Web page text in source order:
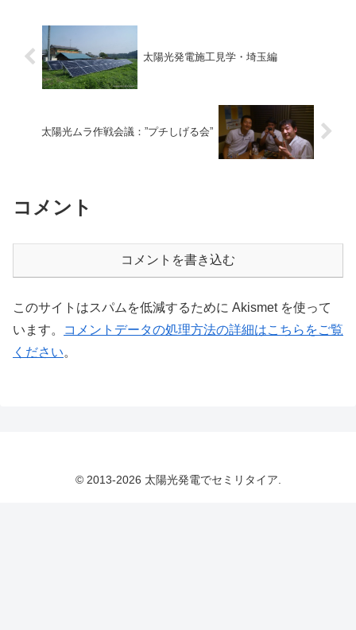
太陽光発電施工見学・埼玉編
太陽光ムラ作戦会議：”プチしげる会”
コメント
コメントを書き込む
このサイトはスパムを低減するために Akismet を使って
います。
コメントデータの処理方法の詳細はこちらをご覧
ください。
© 2013-2026 太陽光発電でセミリタイア.